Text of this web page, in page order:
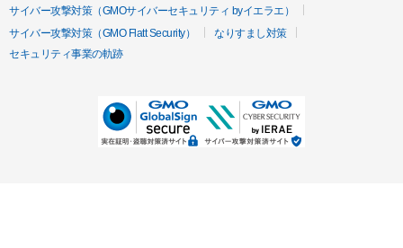
サイバー攻撃対策（GMOサイバーセキュリティ byイエラエ）
サイバー攻撃対策（GMO Flatt Security）
なりすまし対策
セキュリティ事業の軌跡